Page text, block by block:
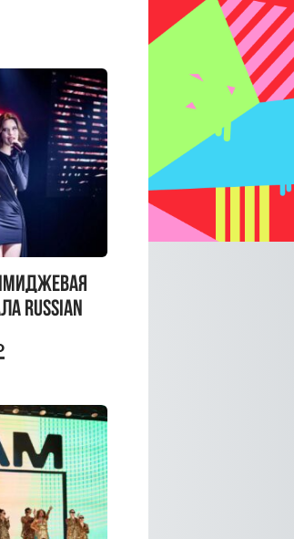
имиджевая
RUSSIAN